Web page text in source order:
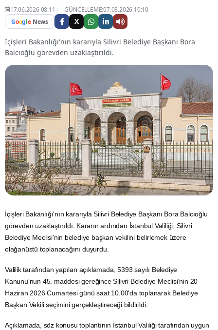
17.06.2026 08:11
GÜNCELLEME:07.08.2026 10:10
Google News X
İçişleri Bakanlığı'nın kararıyla Silivri Belediye Başkanı Bora
Balcıoğlu görevden uzaklaştırıldı.
İçişleri Bakanlığı'nın kararıyla Silivri Belediye Başkanı Bora Balcıoğlu
görevden uzaklaştırıldı. Kararın ardından İstanbul Valiliği, Silivri
Belediye Meclisi'nin belediye başkan vekilini belirlemek üzere
olağanüstü toplanacağını duyurdu.
Valilik tarafından yapılan açıklamada, 5393 sayılı Belediye
Kanunu'nun 45. maddesi gereğince Silivri Belediye Meclisi'nin 20
Haziran 2026 Cumartesi günü saat 10.00'da toplanarak Belediye
Başkan Vekili seçimini gerçekleştireceği bildirildi.
Açıklamada, söz konusu toplantının İstanbul Valiliği tarafından uygun